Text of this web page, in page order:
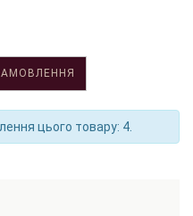
цього товару: 4.